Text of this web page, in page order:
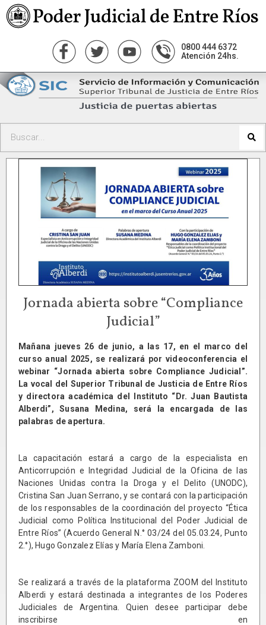
0800 444 6372
Atención 24hs.
Jornada abierta sobre “Compliance
Judicial”
Mañana jueves 26 de junio, a las 17, en el marco del
curso anual 2025, se realizará por videoconferencia el
webinar “Jornada abierta sobre Compliance Judicial”.
La vocal del Superior Tribunal de Justicia de Entre Ríos
y directora académica del Instituto “Dr. Juan Bautista
Alberdi”, Susana Medina, será la encargada de las
palabras de apertura.
La capacitación estará a cargo de la especialista en
Anticorrupción e Integridad Judicial de la Oficina de las
Naciones Unidas contra la Droga y el Delito (UNODC),
Cristina San Juan Serrano, y se contará con la participación
de los responsables de la coordinación del proyecto “Ética
Judicial como Política Institucional del Poder Judicial de
Entre Ríos” (Acuerdo General N.° 03/24 del 05.03.24, Punto
2.°), Hugo Gonzalez Elías y María Elena Zamboni.
Se realizará a través de la plataforma ZOOM del Instituto
Alberdi y estará destinada a integrantes de los Poderes
Judiciales de Argentina. Quien desee participar debe
inscribirse en